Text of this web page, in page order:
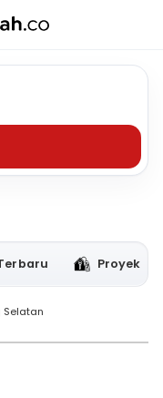
Proyek
Selatan